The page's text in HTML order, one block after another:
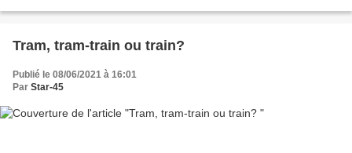
Tram, tram-train ou train?
Publié le 08/06/2021 à 16:01
Par Star-45